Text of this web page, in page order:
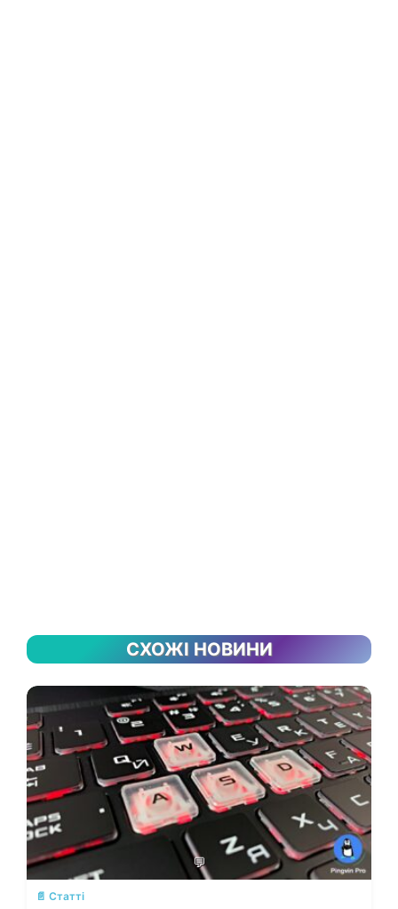
СХОЖІ НОВИНИ
💬
📄 Статті